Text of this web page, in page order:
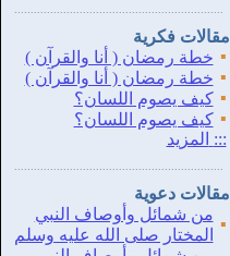
مقالات فكرية
▪ خطة رمضان ( أنا والقرآن )
▪ خطة رمضان ( أنا والقرآن )
▪ كيف يصوم اللسان؟
▪ كيف يصوم اللسان؟
::: المزيد
مقالات دعوية
▪
من شمائل وأوصاف النبي
المختار صلى الله عليه وسلم